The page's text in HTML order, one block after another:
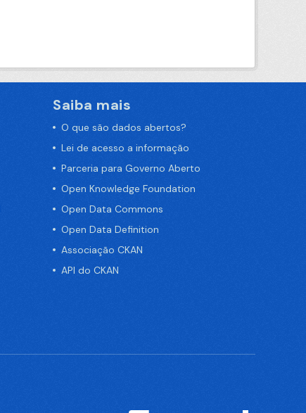
Saiba mais
O que são dados abertos?
Lei de acesso a informação
Parceria para Governo Aberto
Open Knowledge Foundation
Open Data Commons
Open Data Definition
Associação CKAN
API do CKAN